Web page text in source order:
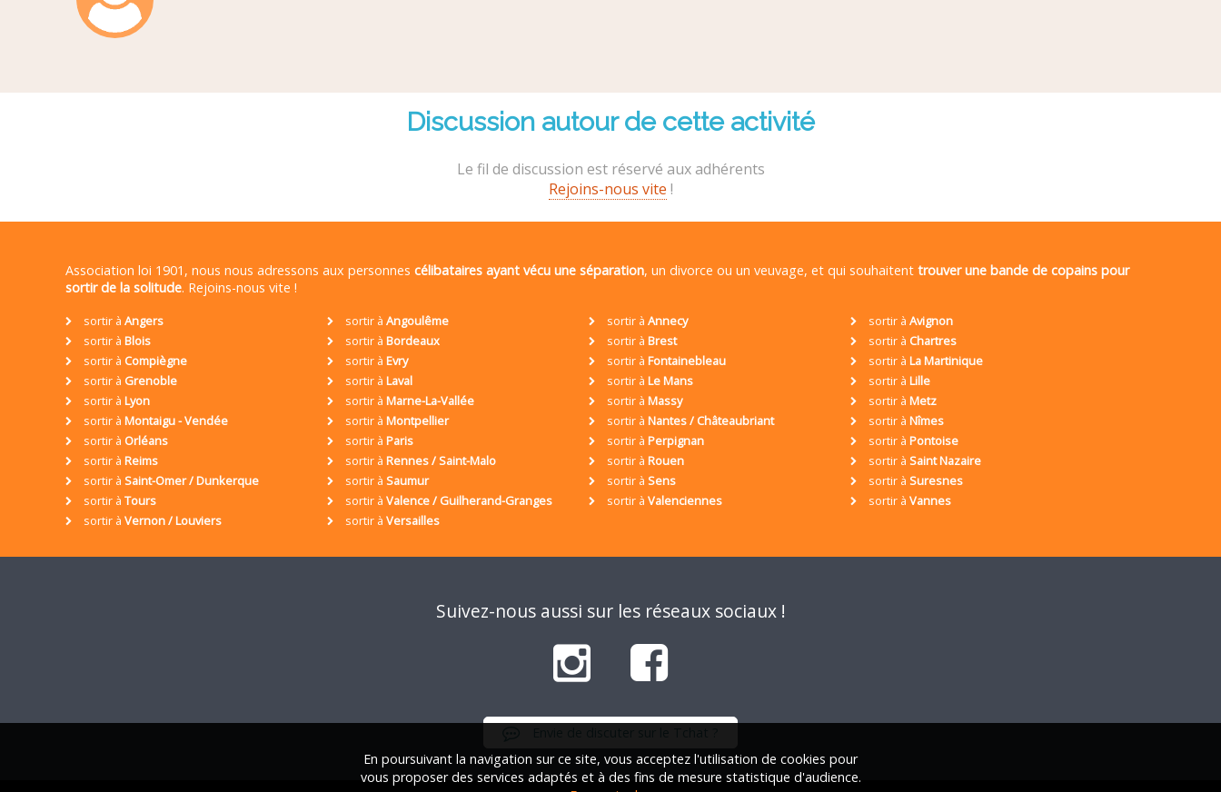
Discussion autour de cette activité
Le fil de discussion est réservé aux adhérents
Rejoins-nous vite !
Association loi 1901, nous nous adressons aux personnes célibataires ayant vécu une séparation, un divorce ou un veuvage, et qui souhaitent trouver une bande de copains pour
sortir de la solitude. Rejoins-nous vite !
sortir à Angers sortir à Angoulême sortir à Annecy sortir à Avignon
sortir à Blois sortir à Bordeaux sortir à Brest sortir à Chartres
sortir à Compiègne sortir à Evry sortir à Fontainebleau sortir à La Martinique
sortir à Grenoble sortir à Laval sortir à Le Mans sortir à Lille
sortir à Lyon sortir à Marne-La-Vallée sortir à Massy sortir à Metz
sortir à Montaigu - Vendée sortir à Montpellier sortir à Nantes / Châteaubriant sortir à Nîmes
sortir à Orléans sortir à Paris sortir à Perpignan sortir à Pontoise
sortir à Reims sortir à Rennes / Saint-Malo sortir à Rouen sortir à Saint Nazaire
sortir à Saint-Omer / Dunkerque sortir à Saumur sortir à Sens sortir à Suresnes
sortir à Tours sortir à Valence / Guilherand-Granges sortir à Valenciennes sortir à Vannes
sortir à Vernon / Louviers sortir à Versailles
Suivez-nous aussi sur les réseaux sociaux !
En poursuivant la navigation sur ce site, vous acceptez l'utilisation de cookies pour
vous proposer des services adaptés et à des fins de mesure statistique d'audience.